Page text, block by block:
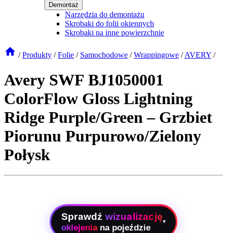
Demontaż
Narzędzia do demontażu
Skrobaki do folii okiennych
Skrobaki na inne powierzchnie
/ Produkty / Folie / Samochodowe / Wrappingowe / AVERY /
Avery SWF BJ1050001
ColorFlow Gloss Lightning
Ridge Purple/Green – Grzbiet
Piorunu Purpurowo/Zielony
Połysk
Sprawdź wizualizację
oklejenia na pojeździe
▾